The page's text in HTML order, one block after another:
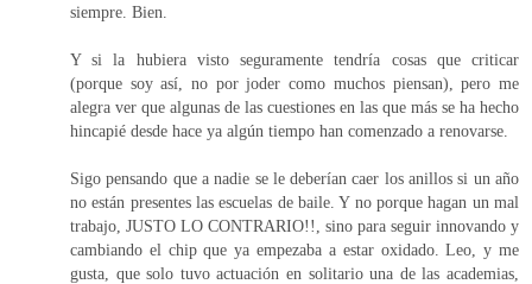
siempre. Bien.
Y si la hubiera visto seguramente tendría cosas que criticar
(porque soy así, no por joder como muchos piensan), pero me
alegra ver que algunas de las cuestiones en las que más se ha hecho
hincapié desde hace ya algún tiempo han comenzado a renovarse.
Sigo pensando que a nadie se le deberían caer los anillos si un año
no están presentes las escuelas de baile. Y no porque hagan un mal
trabajo, JUSTO LO CONTRARIO!!, sino para seguir innovando y
cambiando el chip que ya empezaba a estar oxidado. Leo, y me
gusta, que solo tuvo actuación en solitario una de las academias,